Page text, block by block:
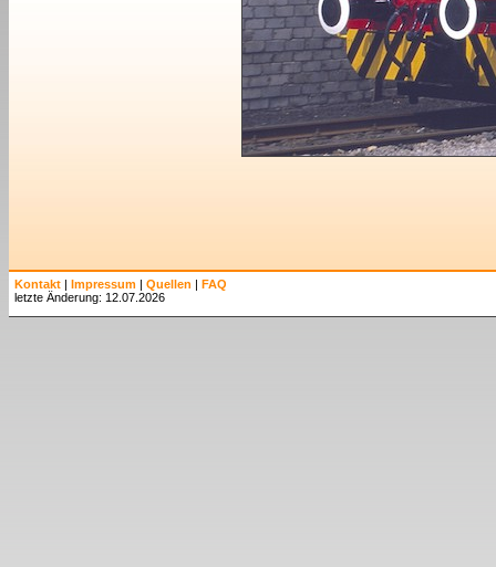
Kontakt | Impressum | Quellen | FAQ
letzte Änderung: 12.07.2026